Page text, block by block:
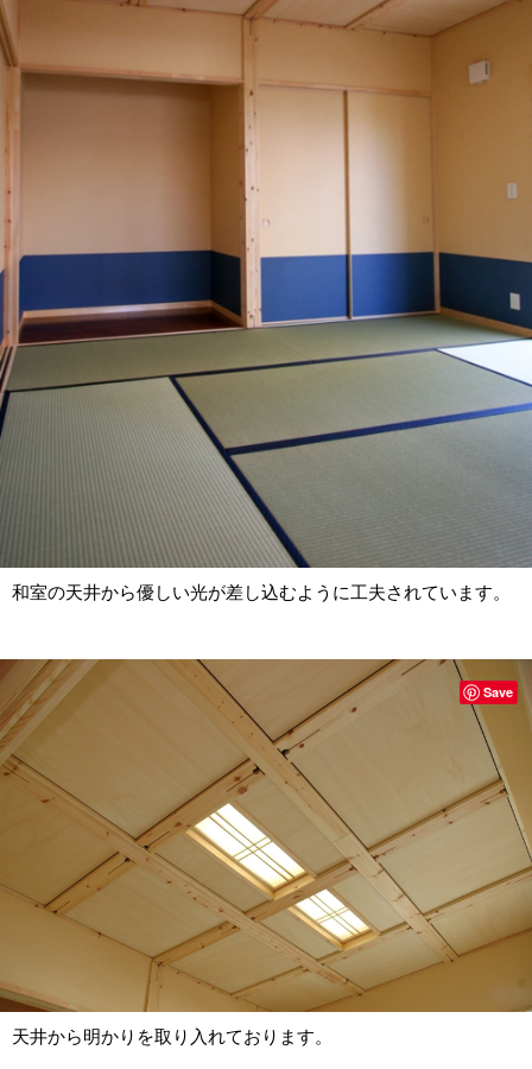
和室の天井から優しい光が差し込むように工夫されています。
天井から明かりを取り入れております。
Save